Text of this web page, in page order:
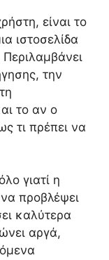
είναι το
ιστοσελίδα
την
το αν ο
τι πρέπει να
γιατί η
προβλέψει
καλύτερα
αργά,